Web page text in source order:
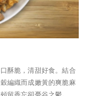
酥脆，清甜好食。結合
編織而成嫩黃的爽脆麻